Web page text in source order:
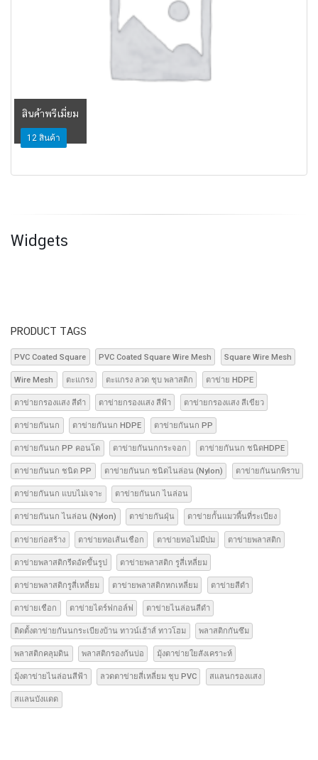
สินค้าพรีเมี่ยม
12 สินค้า
Widgets
PRODUCT TAGS
PVC Coated Square PVC Coated Square Wire Mesh Square Wire Mesh
Wire Mesh ตะแกรง ตะแกรง ลวด ชุบ พลาสติก ตาข่าย HDPE
ตาข่ายกรองแสง สีดำ ตาข่ายกรองแสง สีฟ้า ตาข่ายกรองแสง สีเขียว
ตาข่ายกันนก ตาข่ายกันนก HDPE ตาข่ายกันนก PP
ตาข่ายกันนก PP คอนโด ตาข่ายกันนกกระจอก ตาข่ายกันนก ชนิดHDPE
ตาข่ายกันนก ชนิด PP ตาข่ายกันนก ชนิดไนล่อน (Nylon) ตาข่ายกันนกพิราบ
ตาข่ายกันนก แบบไม่เจาะ ตาข่ายกันนก ไนล่อน
ตาข่ายกันนก ไนล่อน (Nylon) ตาข่ายกันฝุ่น ตาข่ายกั้นแมวพื้นที่ระเบียง
ตาข่ายก่อสร้าง ตาข่ายทอเส้นเชือก ตาข่ายทอไม่มีปม ตาข่ายพลาสติก
ตาข่ายพลาสติกรีดอัดขึ้นรูป ตาข่ายพลาสติก รูสี่เหลี่ยม
ตาข่ายพลาสติกรูสี่เหลี่ยม ตาข่ายพลาสติกหกเหลี่ยม ตาข่ายสีดำ
ตาข่ายเชือก ตาข่ายไดร์ฟกอล์ฟ ตาข่ายไนล่อนสีดำ
ติดตั้งตาข่ายกันนกระเบียงบ้าน ทาวน์เฮ้าส์ ทาวโฮม พลาสติกกันซึม
พลาสติกคลุมดิน พลาสติกรองก้นบ่อ มุ้งตาข่ายใยสังเคราะห์
มุ้งตาข่ายไนล่อนสีฟ้า ลวดตาข่ายสี่เหลี่ยม ชุบ PVC สแลนกรองแสง
สแลนบังแดด